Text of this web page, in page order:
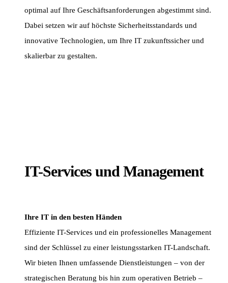
optimal auf Ihre Geschäftsanforderungen abgestimmt sind.
Dabei setzen wir auf höchste Sicherheitsstandards und
innovative Technologien, um Ihre IT zukunftssicher und
skalierbar zu gestalten.
IT-Services und Management
Ihre IT in den besten Händen
Effiziente IT-Services und ein professionelles Management
sind der Schlüssel zu einer leistungsstarken IT-Landschaft.
Wir bieten Ihnen umfassende Dienstleistungen – von der
strategischen Beratung bis hin zum operativen Betrieb –